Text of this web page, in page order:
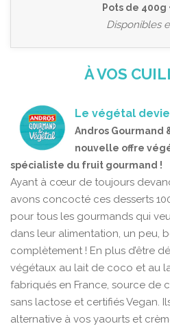
Pots de 400g
Disponibles
À VOS
Le végétal
Andros Gourmand
nouvelle offre
spécialiste du fruit gourmand !
Ayant à cœur de toujours
avons concocté ces desserts
pour tous les gourmands qui
dans leur alimentation, un peu,
complètement ! En plus d’être
végétaux au lait de coco et au
fabriqués en France, source de
sans lactose et certifiés Vegan.
alternative à vos yaourts et